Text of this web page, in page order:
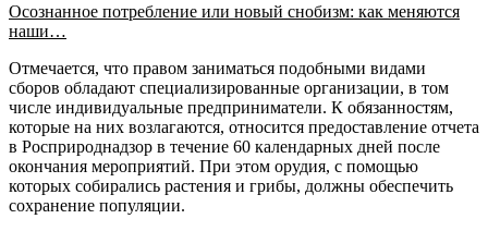
Осознанное потребление или новый снобизм: как меняются
наши…
Отмечается, что правом заниматься подобными видами
сборов обладают специализированные организации, в том
числе индивидуальные предприниматели. К обязанностям,
которые на них возлагаются, относится предоставление отчета
в Росприроднадзор в течение 60 календарных дней после
окончания мероприятий. При этом орудия, с помощью
которых собирались растения и грибы, должны обеспечить
сохранение популяции.